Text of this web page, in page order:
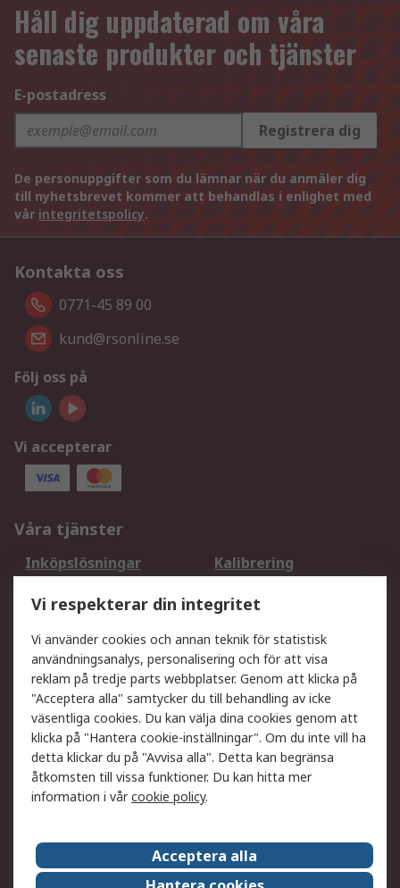
Håll dig uppdaterad om våra
senaste produkter och tjänster
E-postadress
Registrera dig
De personuppgifter som du lämnar när du anmäler dig
till nyhetsbrevet kommer att behandlas i enlighet med
vår integritetspolicy.
Kontakta oss
0771-45 89 00
kund@rsonline.se
Följ oss på
Vi accepterar
Våra tjänster
Inköpslösningar
Kalibrering
DesignSpark
Teknisk Support
Ditt lokala säljteam
Exportlösningar
Support
Få hjälp
Retur av varor
Leverans
Spåra din order
Begär en fakturakopi
Fördelar med RS-konto
Betalningsalternativ
Om RS
Försäljningsvillkor
Vi respekterar din integritet
Vi använder cookies och annan teknik för statistisk
användningsanalys, personalisering och för att visa
reklam på tredje parts webbplatser. Genom att klicka på
"Acceptera alla" samtycker du till behandling av icke
väsentliga cookies. Du kan välja dina cookies genom att
klicka på "Hantera cookie-inställningar". Om du inte vill ha
detta klickar du på "Avvisa alla". Detta kan begränsa
åtkomsten till vissa funktioner. Du kan hitta mer
information i vårcookie policy.
Acceptera alla